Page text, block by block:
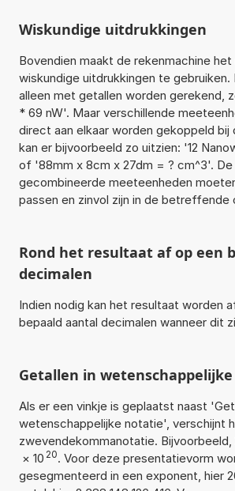
Wiskundige uitdrukkingen
Bovendien maakt de rekenmachine
wiskundige uitdrukkingen te gebruiken.
alleen met getallen worden gerekend,
* 69 nW'. Maar verschillende
direct aan elkaar worden gekoppeld bij
kan er bijvoorbeeld zo uitzien: '12
of '88mm x 8cm x 27dm = ? cm^3'. De
gecombineerde meeteenheden
passen en zinvol zijn in de betreffende
Rond het resultaat af op een
decimalen
Indien nodig kan het resultaat worden
bepaald aantal decimalen wanneer dit
Getallen in
Als er een vinkje is geplaatst naast
wetenschappelijke notatie', verschijnt
zwevendekommanotatie. Bijvoorbeeld,
× 10 20. Voor deze presentatievorm
gesegmenteerd in een exponent, hier